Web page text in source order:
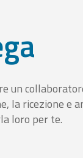
un
la ricezione e
loro per te.